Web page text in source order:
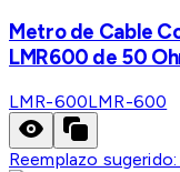
Metro de Cable
LMR600 de 50
LMR-600LMR-600
Reemplazo sugerido: